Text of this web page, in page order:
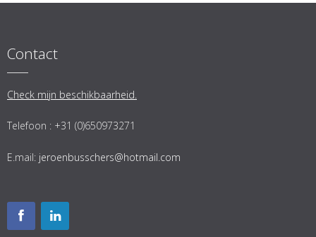
Contact
Check mijn beschikbaarheid.
Telefoon : +31 (0)650973271
E.mail: jeroenbusschers@hotmail.com